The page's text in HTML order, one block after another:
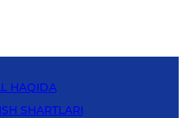
HAQIDA
SHARTLARI